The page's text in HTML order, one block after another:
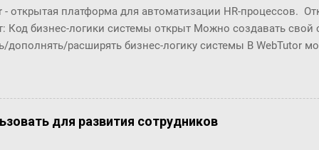
- открытая платформа для автоматизации HR-процессов.
Код бизнес-логики системы открыт Можно создавать
дополнять/расширять бизнес-логику системы В WebTutor
обновлять версии и получать техническую
и разрабатывать "с нуля": Шаблоны
отчёты ... Чтобы эти доработки были возможны, в
для развития сотрудников